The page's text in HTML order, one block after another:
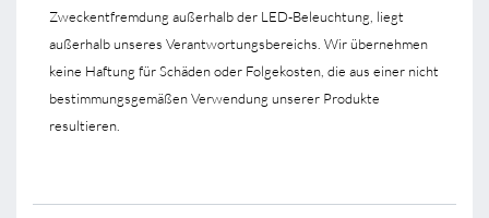
Zweckentfremdung außerhalb der LED-Beleuchtung, liegt
außerhalb unseres Verantwortungsbereichs. Wir übernehmen
keine Haftung für Schäden oder Folgekosten, die aus einer nicht
bestimmungsgemäßen Verwendung unserer Produkte
resultieren.